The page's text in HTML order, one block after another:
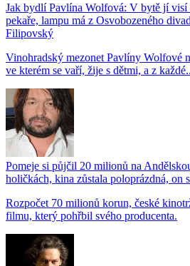
Jak bydlí Pavlína Wolfová: V bytě jí visí
pekaře, lampu má z Osvobozeného
Filipovský
Vinohradský mezonet Pavlíny Wolfové
ve kterém se vaří, žije s dětmi, a z
Pomeje si půjčil 20 milionů na
holičkách, kina zůstala poloprázdná, on
Rozpočet 70 milionů korun, české
filmu, který pohřbil svého producenta.